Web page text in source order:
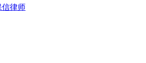
信律师